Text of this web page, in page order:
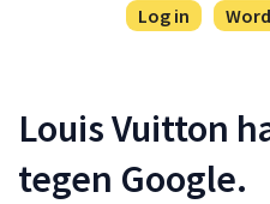
Log in
Louis Vuitton
tegen Google.